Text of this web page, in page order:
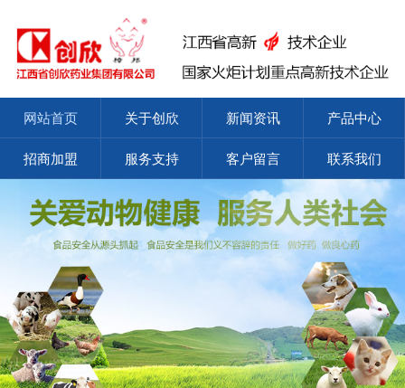
网站首页 关于创欣 新闻资讯 产品中心
招商加盟 服务支持 客户留言 联系我们